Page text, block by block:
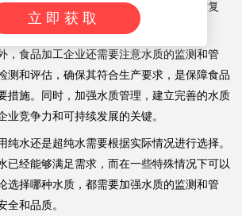
注意的是，超纯水的制备成本较高且操作复
济效益和实用性。
，食品加工企业还需要注意水质的监测和管
测和评估，确保其符合生产要求，是保障食品
措施。同时，加强水质管理，建立完善的水质
业竞争力和可持续发展的关键。
纯水还是超纯水需要根据实际情况进行选择。
已经能够满足需求，而在一些特殊情况下可以
选择哪种水质，都需要加强水质的监测和管
全和品质。
立即获取